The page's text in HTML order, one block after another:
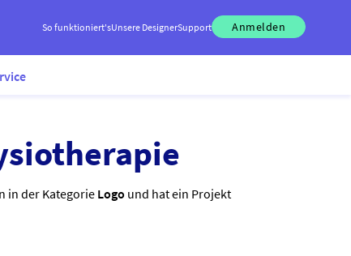
So funktioniert'sUnsere DesignerSupport Anmelden
in der KategorieLogo und hat ein Projekt